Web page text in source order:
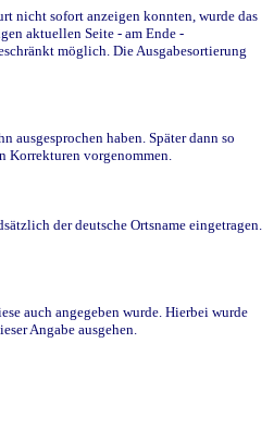
nicht sofort anzeigen konnten, wurde das
aktuellen Seite - am Ende -
möglich. Die Ausgabesortierung
ausgesprochen haben. Später dann so
Korrekturen vorgenommen.
der deutsche Ortsname eingetragen.
auch angegeben wurde. Hierbei wurde
Angabe ausgehen.